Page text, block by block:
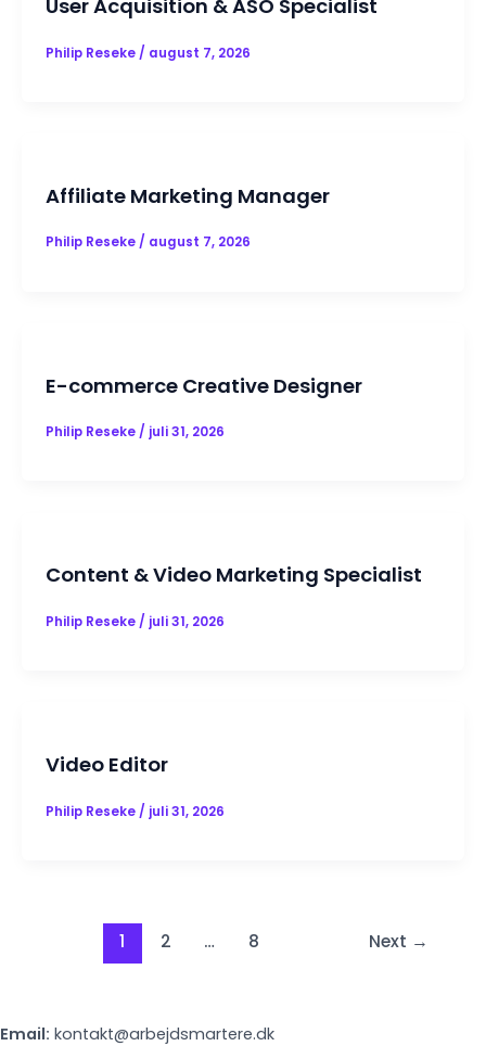
User Acquisition & ASO Specialist
Philip Reseke / august 7, 2026
Affiliate Marketing Manager
Philip Reseke/ august 7, 2026
E-commerce Creative Designer
Philip Reseke/ juli 31, 2026
Content & Video Marketing Specialist
Philip Reseke / juli 31, 2026
Video Editor
Philip Reseke / juli 31, 2026
1 2 … 8 Next →
Email: kontakt@arbejdsmartere.dk